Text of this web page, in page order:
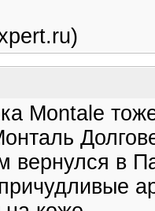
Montale
вернулся в